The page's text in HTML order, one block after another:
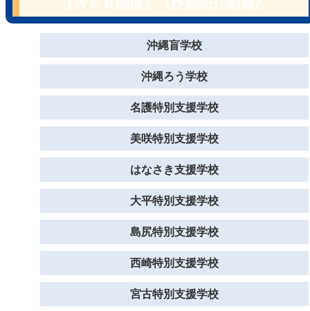
沖縄盲学校
沖縄ろう学校
名護特別支援学校
美咲特別支援学校
はなさき支援学校
大平特別支援学校
島尻特別支援学校
西崎特別支援学校
宮古特別支援学校